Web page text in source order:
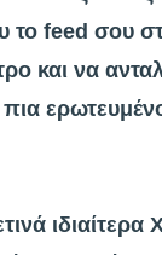
το feed σου
και να